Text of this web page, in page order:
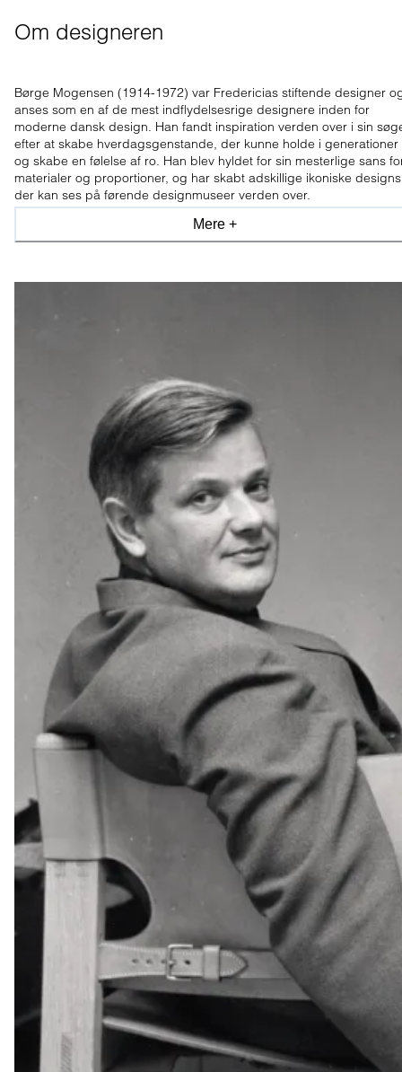
Om designeren
Børge Mogensen (1914-1972) var Fredericias stiftende designer
anses som en af de mest indflydelsesrige designere inden for
moderne dansk design. Han fandt inspiration verden over i sin
efter at skabe hverdagsgenstande, der kunne holde i generationer
og skabe en følelse af ro. Han blev hyldet for sin mesterlige sans
materialer og proportioner, og har skabt adskillige ikoniske
der kan ses på førende designmuseer verden over.
Mere +